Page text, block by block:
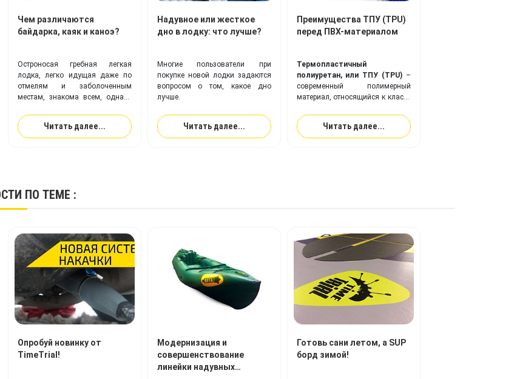
Чем различаются
байдарка, каяк и каноэ?
Остроносая гребная легкая
лодка, легко идущая даже по
отмелям и заболоченным
местам, знакома всем, однако
каноэ – определить могут
немногие.Читать далее...
Надувное или жесткое
дно в лодку: что лучше?
Многие пользователи при
покупке новой лодки задаются
вопросом о том, какое дно
лучше.
Читать далее...
Преимущества ТПУ (TPU)
перед ПВХ-материалом
Термопластичный
полиуретан, или ТПУ (TPU)–
современный полимерный
материал, относящийся к классу
повышенной эластичностью (в
два раза эластичнее резины).
Ткань с покрытием изТПУ
Читать далее...
ПО ТЕМЕ :
Опробуй новинку от
TimeTrial!
Модернизация и
совершенствование
линейки надувных
Готовь сани летом, а SUP
борд зимой!